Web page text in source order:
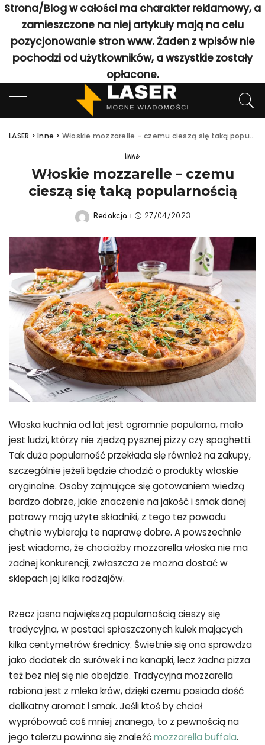
Strona/Blog w całości ma charakter reklamowy, a
zamieszczone na niej artykuły mają na celu
pozycjonowanie stron www. Żaden z wpisów nie
pochodzi od użytkowników, a wszystkie zostały
opłacone.
LASER >Inne > Włoskie mozzarelle – czemu cieszą się taką popularnością
Inne
Włoskie mozzarelle – czemu
cieszą się taką popularnością
Posted
Redakcja 27/04/2023
Włoska kuchnia od lat jest ogromnie popularna, mało
jest ludzi, którzy nie zjedzą pysznej pizzy czy spaghetti.
Tak duża popularność przekłada się również na zakupy,
szczególnie jeżeli będzie chodzić o produkty włoskie
oryginalne. Osoby zajmujące się gotowaniem wiedzą
bardzo dobrze, jakie znaczenie na jakość i smak danej
potrawy mają użyte składniki, z tego też powodu
chętnie wybierają te naprawę dobre. A powszechnie
jest wiadomo, że chociażby mozzarella włoska nie ma
żadnej konkurencji, zwłaszcza że można dostać w
sklepach jej kilka rodzajów.
Rzecz jasna największą popularnością cieszy się
tradycyjna, w postaci spłaszczonych kulek mających
kilka centymetrów średnicy. Świetnie się ona sprawdza
jako dodatek do surówek i na kanapki, lecz żadna pizza
też bez niej się nie obejdzie. Tradycyjna mozzarella
robiona jest z mleka krów, dzięki czemu posiada dość
delikatny aromat i smak. Jeśli ktoś by chciał
wypróbować coś mniej znanego, to z pewnością na
jego talerzu powinna się znaleźćmozzarella buffala.